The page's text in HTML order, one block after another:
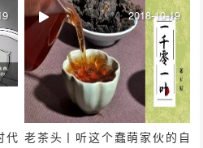
代 老茶头丨听这个蠢萌家伙的自
2018-10-19